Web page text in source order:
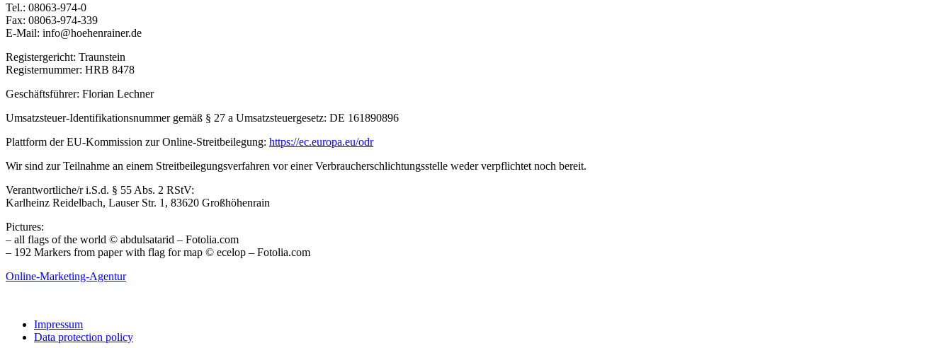
Tel.: 08063-974-0
Fax: 08063-974-339
E-Mail: info@hoehenrainer.de
Registergericht: Traunstein
Registernummer: HRB 8478
Geschäftsführer: Florian Lechner
Umsatzsteuer-Identifikationsnummer gemäß § 27 a Umsatzsteuergesetz: DE 161890896
Plattform der EU-Kommission zur Online-Streitbeilegung: https://ec.europa.eu/odr
Wir sind zur Teilnahme an einem Streitbeilegungsverfahren vor einer Verbraucherschlichtungsstelle weder verpflichtet noch bereit.
Verantwortliche/r i.S.d. § 55 Abs. 2 RStV:
Karlheinz Reidelbach, Lauser Str. 1, 83620 Großhöhenrain
Pictures:
– all flags of the world © abdulsatarid – Fotolia.com
– 192 Markers from paper with flag for map © ecelop – Fotolia.com
Online-Marketing-Agentur
Impressum
Data protection policy